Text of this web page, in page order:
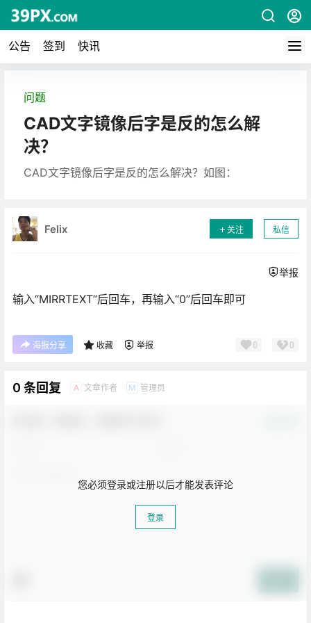
公告 签到 快讯
问题
CAD文字镜像后字是反的怎么解
决？
CAD文字镜像后字是反的怎么解决？如图：
Felix 关注 私信
举报
输入“MIRRTEXT”后回车，再输入“0”后回车即可
海报分享 收藏 举报 0 0
0 条回复 A 文章作者 M 管理员
您必须登录或注册以后才能发表评论
登录